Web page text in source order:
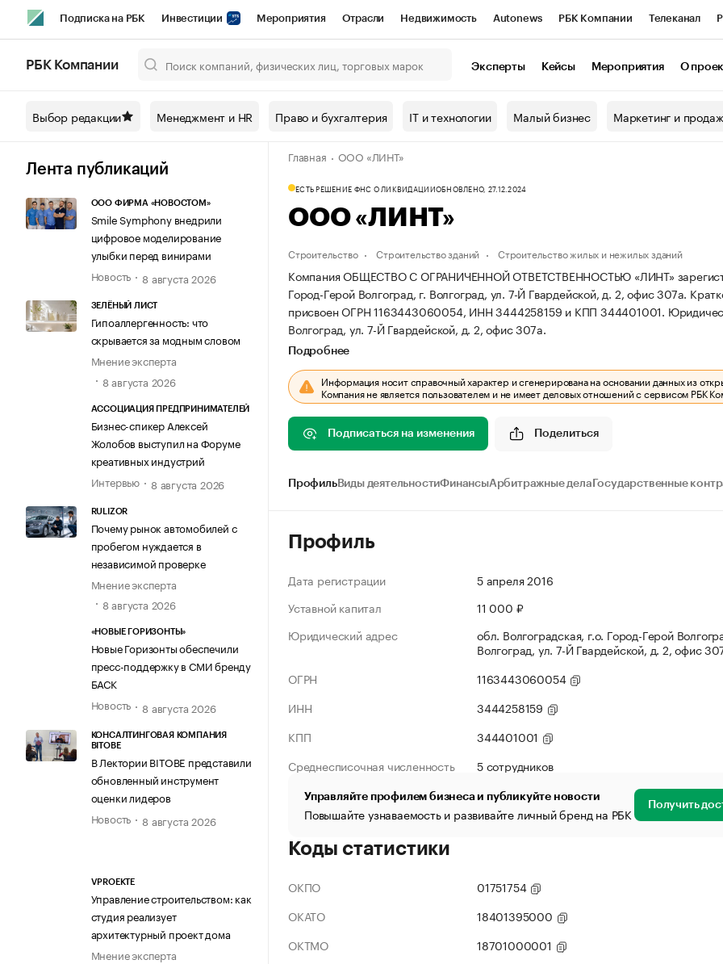
Подписка на РБК Инвестиции Мероприятия Отрасли Недвижимость Autonews РБК Компании Телеканал
Спецпроекты СПб Конференции СПб Спецпроекты Проверка контрагентов
Технологии и медиа Рынок наличной валюты
РБК Компании Эксперты Кейсы Мероприятия О
Выбор редакции Менеджмент и HR Право и бухгалтерия IT и технологии Малый бизнес Маркетинг и
Лента публикаций
ООО ФИРМА «НОВОСТОМ»
Smile Symphony внедрили
цифровое моделирование
улыбки перед винирами
Новость
8 августа 2026
ЗЕЛЁНЫЙ ЛИСТ
Гипоаллергенность: что
скрывается за модным словом
Мнение эксперта
8 августа 2026
АССОЦИАЦИЯ ПРЕДПРИНИМАТЕЛЕЙ
Бизнес-спикер Алексей
Жолобов выступил на Форуме
креативных индустрий
Интервью
8 августа 2026
RULIZOR
Почему рынок автомобилей с
пробегом нуждается в
независимой проверке
Мнение эксперта
8 августа 2026
«НОВЫЕ ГОРИЗОНТЫ»
Новые Горизонты обеспечили
пресс-поддержку в СМИ бренду
БАСК
Новость
8 августа 2026
КОНСАЛТИНГОВАЯ КОМПАНИЯ
BITOBE
В Лектории BITOBE представили
обновленный инструмент
оценки лидеров
Новость
8 августа 2026
VPROEKTE
Управление строительством: как
студия реализует
архитектурный проект дома
Мнение эксперта
Главная ООО «ЛИНТ»
ЕСТЬ РЕШЕНИЕ ФНС О ЛИКВИДАЦИИОБНОВЛЕНО, 27.12.2024
ООО «ЛИНТ»
Строительство Строительство зданий Строительство жилых и нежилых зданий
Компания ОБЩЕСТВО С ОГРАНИЧЕННОЙ ОТВЕТСТВЕННОСТЬЮ «ЛИНТ»
Город-Герой Волгоград, г. Волгоград, ул. 7-Й Гвардейской, д. 2, офис 307а.
присвоен ОГРН 1163443060054, ИНН 3444258159 и КПП 344401001.
Волгоград, ул. 7-Й Гвардейской, д. 2, офис 307а.
Подробнее
Информация носит справочный характер и сгенерирована на основании данных из
Компания не является пользователем и не имеет деловых отношений с сервисом РБК
Подписаться на изменения Поделиться
ПрофильВиды деятельностиФинансыАрбитражные дела Государственные
Профиль
Дата регистрации
5 апреля 2016
Уставной капитал
11 000 ₽
Юридический адрес
обл. Волгоградская, г.о. Город-Герой
Волгоград, ул. 7-Й Гвардейской, д. 2, офис
ОГРН
1163443060054
ИНН
3444258159
КПП
344401001
Среднесписочная численность
5 сотрудников
Управляйте профилем бизнеса и публикуйте новости
Повышайте узнаваемость и развивайте личный бренд на РБК Получить
Коды статистики
ОКПО
01751754
ОКАТО
18401395000
ОКТМО
18701000001